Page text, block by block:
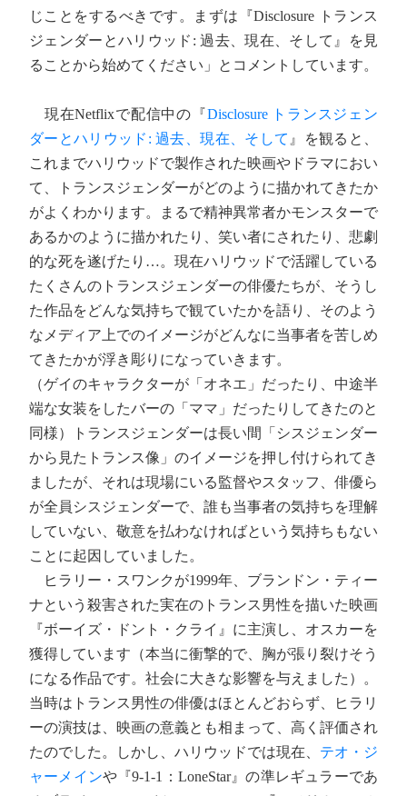
じことをするべきです。まずは『Disclosure トランス
ジェンダーとハリウッド: 過去、現在、そして』を見
ることから始めてください」とコメントしています。
現在Netflixで配信中の『Disclosure トランスジェン
ダーとハリウッド: 過去、現在、そして 』を観ると、
これまでハリウッドで製作された映画やドラマにおい
て、トランスジェンダーがどのように描かれてきたか
がよくわかります。まるで精神異常者かモンスターで
あるかのように描かれたり、笑い者にされたり、悲劇
的な死を遂げたり…。現在ハリウッドで活躍している
たくさんのトランスジェンダーの俳優たちが、そうし
た作品をどんな気持ちで観ていたかを語り、そのよう
なメディア上でのイメージがどんなに当事者を苦しめ
てきたかが浮き彫りになっていきます。
（ゲイのキャラクターが「オネエ」だったり、中途半
端な女装をしたバーの「ママ」だったりしてきたのと
同様）トランスジェンダーは長い間「シスジェンダー
から見たトランス像」のイメージを押し付けられてき
ましたが、それは現場にいる監督やスタッフ、俳優ら
が全員シスジェンダーで、誰も当事者の気持ちを理解
していない、敬意を払わなければという気持ちもない
ことに起因していました。
ヒラリー・スワンクが1999年、ブランドン・ティー
ナという殺害された実在のトランス男性を描いた映画
『ボーイズ・ドント・クライ』に主演し、オスカーを
獲得しています（本当に衝撃的で、胸が張り裂けそう
になる作品です。社会に大きな影響を与えました）。
当時はトランス男性の俳優はほとんどおらず、ヒラリ
ーの演技は、映画の意義とも相まって、高く評価され
たのでした。しかし、ハリウッドでは現在、 テオ・ジ
ャーメインや『9-1-1：LoneStar』の準レギュラーであ